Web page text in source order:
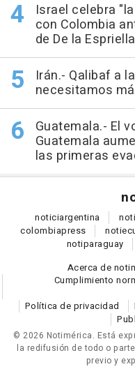
Israel celebra
con Colombia
de De la Espriella
Irán.- Qalibaf a
necesitamos
Guatemala.- El
Guatemala
las primeras
noticiargentina noti
colombiapress noti
notiparaguay
Acerca de
Cumplimiento
Política de privacidad
© 2026 Notimérica. Está
la redifusión de todo o
previo y